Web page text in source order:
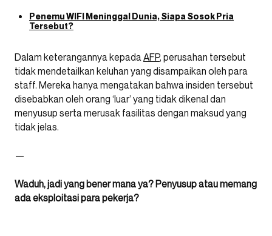
Penemu WIFI Meninggal Dunia, Siapa Sosok Pria
Tersebut?
Dalam keterangannya kepada AFP, perusahan tersebut
tidak mendetailkan keluhan yang disampaikan oleh para
staff. Mereka hanya mengatakan bahwa insiden tersebut
disebabkan oleh orang ‘luar’ yang tidak dikenal dan
menyusup serta merusak fasilitas dengan maksud yang
tidak jelas.
—
Waduh, jadi yang bener mana ya? Penyusup atau memang
ada eksploitasi para pekerja?